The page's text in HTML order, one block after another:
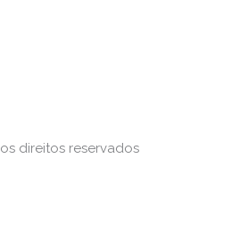
direitos reservados